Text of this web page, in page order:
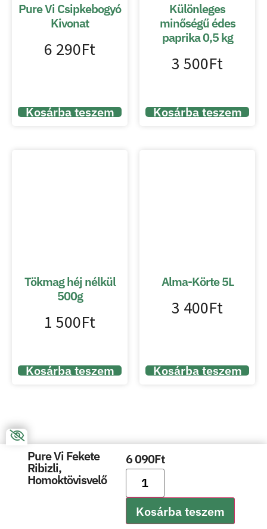
Pure Vi Csipkebogyó
Kivonat
6 290Ft
Kosárba teszem
Különleges
minőségű édes
paprika 0,5 kg
3 500Ft
Kosárba teszem
Tökmag héj nélkül
500g
1 500Ft
Kosárba teszem
Alma-Körte 5L
3 400Ft
Kosárba teszem
Pure Vi Fekete
Ribizli,
Homoktövisvelő
6 090Ft
Kosárba teszem